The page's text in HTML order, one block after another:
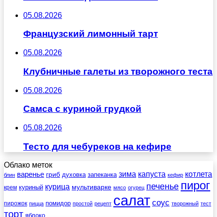
05.08.2026
Французский лимонный тарт
05.08.2026
Клубничные галеты из творожного теста
05.08.2026
Самса с куриной грудкой
05.08.2026
Тесто для чебуреков на кефире
Облако меток
блин варенье гриб духовка запеканка зима капуста кефир котлета
крем куриный курица мультиварке мясо огурец печенье пирог
пирожок пицца помидор простой рецепт салат соус творожный тест
торт яблоко